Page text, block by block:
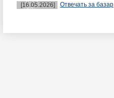
[16.05.2026]
Отвечать за базар